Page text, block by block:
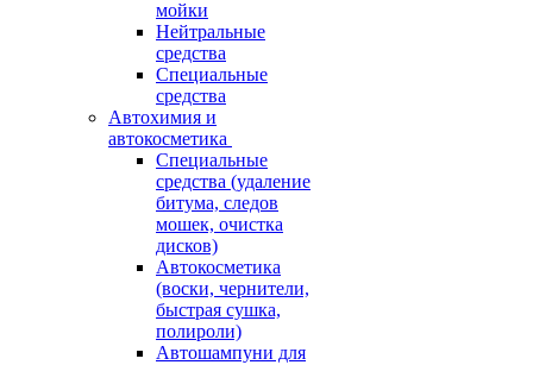
мойки
Нейтральные
средства
Специальные
средства
Автохимия и
автокосметика
Специальные
средства (удаление
битума, следов
мошек, очистка
дисков)
Автокосметика
(воски, чернители,
быстрая сушка,
полироли)
Автошампуни для